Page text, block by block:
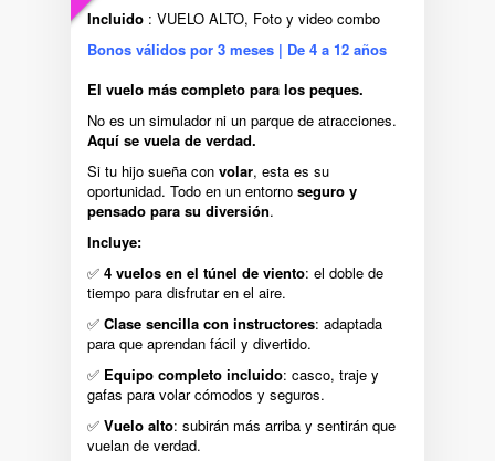
Incluido : VUELO ALTO, Foto y video combo
Bonos válidos por 3 meses | De 4 a 12 años
El vuelo más completo para los peques.
No es un simulador ni un parque de atracciones.
Aquí se vuela de verdad.
Si tu hijo sueña con volar, esta es su
oportunidad. Todo en un entorno seguro y
pensado para su diversión.
Incluye:
✅ 4 vuelos en el túnel de viento: el doble de
tiempo para disfrutar en el aire.
✅ Clase sencilla con instructores: adaptada
para que aprendan fácil y divertido.
✅ Equipo completo incluido: casco, traje y
gafas para volar cómodos y seguros.
✅ Vuelo alto: subirán más arriba y sentirán que
vuelan de verdad.